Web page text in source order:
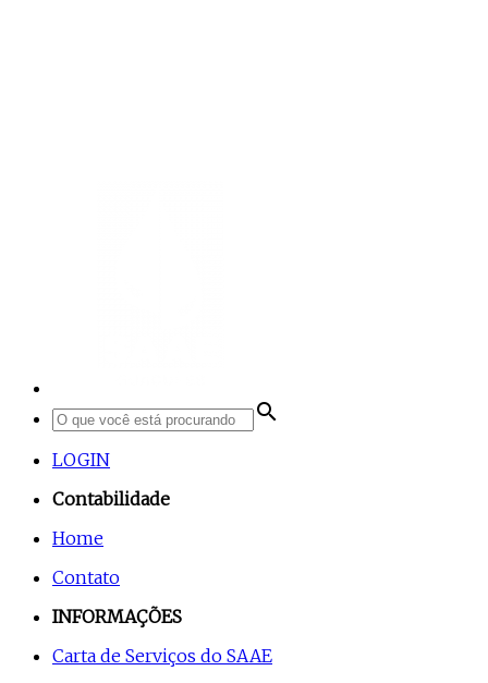
search
LOGIN
Contabilidade
Home
Contato
INFORMAÇÕES
Carta de Serviços do SAAE